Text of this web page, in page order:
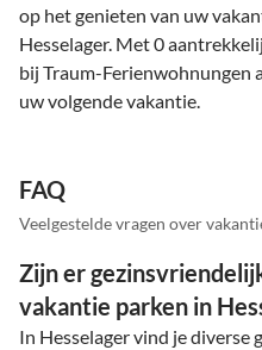
op het genieten van uw
Hesselager. Met 0
bij Traum-Ferienwohnungen
uw volgende vakantie.
FAQ
Veelgestelde vragen over
Zijn er
vakantie parken in
In Hesselager vind je diverse